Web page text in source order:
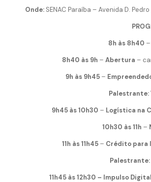
Onde: SENAC Paraíba – Avenida D.
8h às 8h40 –
8h40 às 9h – Abertura –
9h às 9h45 –
Palestrante:
9h45 às 10h30 – Logística na
10h30 às 11h –
11h às 11h45– Crédito para
Palestrante:
11h45 às 12h30 – Impulso